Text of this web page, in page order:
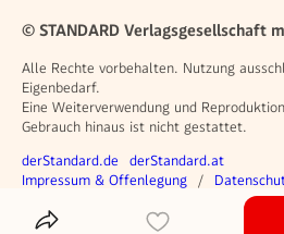
Das Inserat Teilen
© STANDARD Verlagsgesellschaft
Alle Rechte vorbehalten. Nutzung
Eigenbedarf.
Eine Weiterverwendung und
Gebrauch hinaus ist nicht gestattet.
Weitere Angebote
derStandard.de derStandard.at
Rechtliches
Impressum & Offenlegung